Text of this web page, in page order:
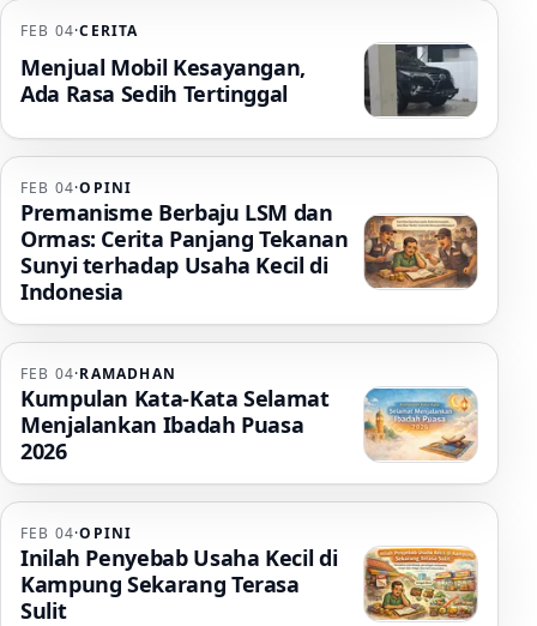
FEB 04·CERITA
Menjual Mobil Kesayangan,
Ada Rasa Sedih Tertinggal
FEB 04·OPINI
Premanisme Berbaju LSM dan
Ormas: Cerita Panjang Tekanan
Sunyi terhadap Usaha Kecil di
Indonesia
FEB 04·RAMADHAN
Kumpulan Kata-Kata Selamat
Menjalankan Ibadah Puasa
2026
FEB 04·OPINI
Inilah Penyebab Usaha Kecil di
Kampung Sekarang Terasa
Sulit